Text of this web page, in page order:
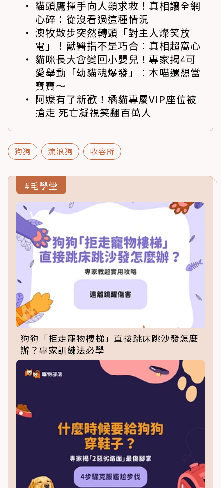
貓頭鷹揮手向人類求救！真相讓全網
心碎：從沒看過這種情況
澳牧散步突然轉頭「對主人燦笑放
電」！獸醫指不是巧合：真相超窩心
貓咪長大會變回小嬰兒！專家揭4可
愛舉動「幼貓魂爆發」：本喵還想當
寶寶～
阿嬤有了新歡！橘貓專屬VIP座位被
搶走 死亡凝視笑翻百萬人
狗狗 流浪狗 收容所
#毛學堂
狗狗「拒走寵物樓梯」直接跳床跳沙發怎麼
辦？專家訓練法必學